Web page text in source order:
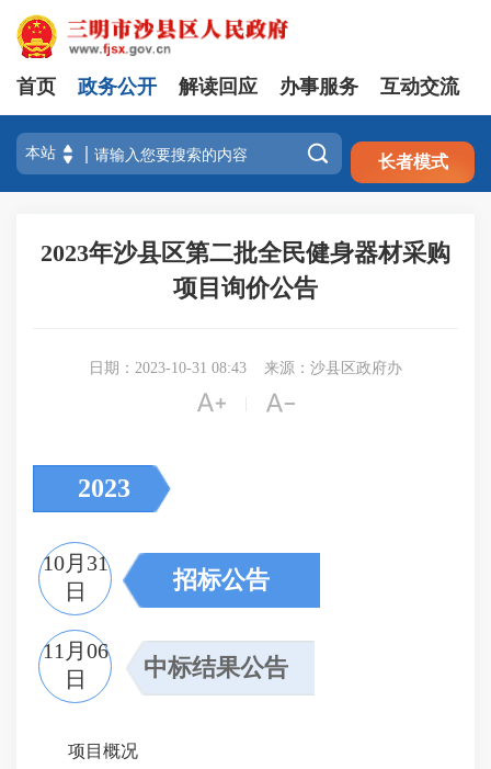
注册 登录
首页 政务公开 解读回应 办事服务 互动交流
 长者模式
2023年沙县区第二批全民健身器材采购
项目询价公告
日期：2023-10-31 08:43 来源：沙县区政府办
 
2023
10月31
日
招标公告
11月06
日
中标结果公告
项目概况